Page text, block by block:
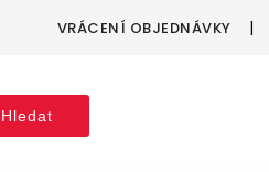
VRÁCENÍ OBJEDNÁVKY
Hledat